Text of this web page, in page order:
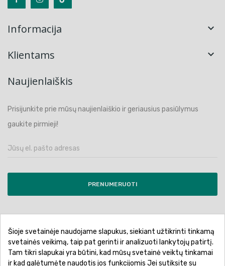
Informacija 
Klientams 
Naujienlaiškis
Prisijunkite prie mūsų naujienlaiškio ir geriausius pasiūlymus
gaukite pirmieji!
PRENUMERUOTI
Pirkimo sąlygos ir taisyklės
Privatumo politika
Garantinis aptarnavimas
Prekių pristatymas
Šioje svetainėje naudojame slapukus, siekiant užtikrinti tinkamą
svetainės veikimą, taip pat gerinti ir analizuoti lankytojų patirtį.
Tam tikri slapukai yra būtini, kad mūsų svetainė veiktų tinkamai
ir kad galėtumėte naudotis jos funkcijomis Jei sutiksite su